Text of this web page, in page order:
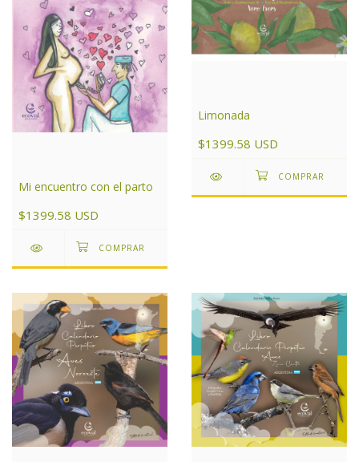
Mi encuentro con el parto
$1399.58 USD
Limonada
$1399.58 USD